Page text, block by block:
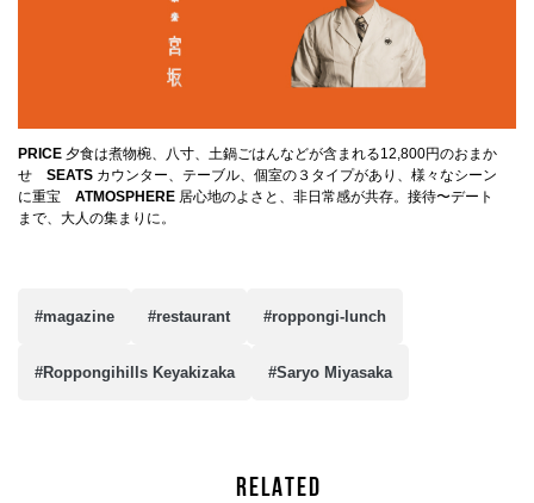
PRICE 夕食は煮物椀、八寸、土鍋ごはんなどが含まれる12,800円のおまか
せ SEATS カウンター、テーブル、個室の３タイプがあり、様々なシーン
に重宝 ATMOSPHERE 居心地のよさと、非日常感が共存。接待〜デート
まで、大人の集まりに。
#magazine #restaurant #roppongi-lunch
#Roppongihills Keyakizaka #Saryo Miyasaka
RELATED